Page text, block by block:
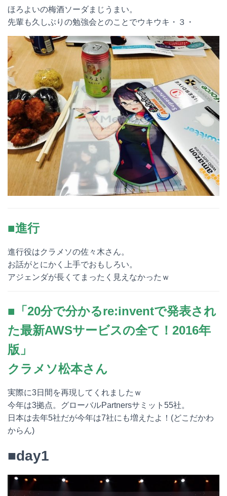
ほろよいの梅酒ソーダまじうまい。
先輩も久しぶりの勉強会とのことでウキウキ・３・
■進行
進行役はクラメソの佐々木さん。
お話がとにかく上手でおもしろい。
アジェンダが長くてまったく見えなかったｗ
■「20分で分かるre:inventで発表され
た最新AWSサービスの全て！2016年
版」
クラメソ松本さん
実際に3日間を再現してくれましたｗ
今年は3拠点。グローバルPartnersサミット55社。
日本は去年5社だが今年は7社にも増えたよ！(どこだかわ
からん)
■day1